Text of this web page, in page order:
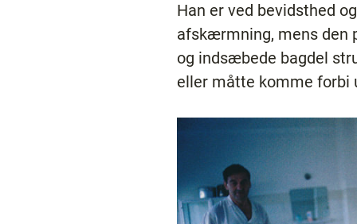
Han er ved bevidsthed
afskærmning, mens den
og indsæbede bagdel
eller måtte komme forbi